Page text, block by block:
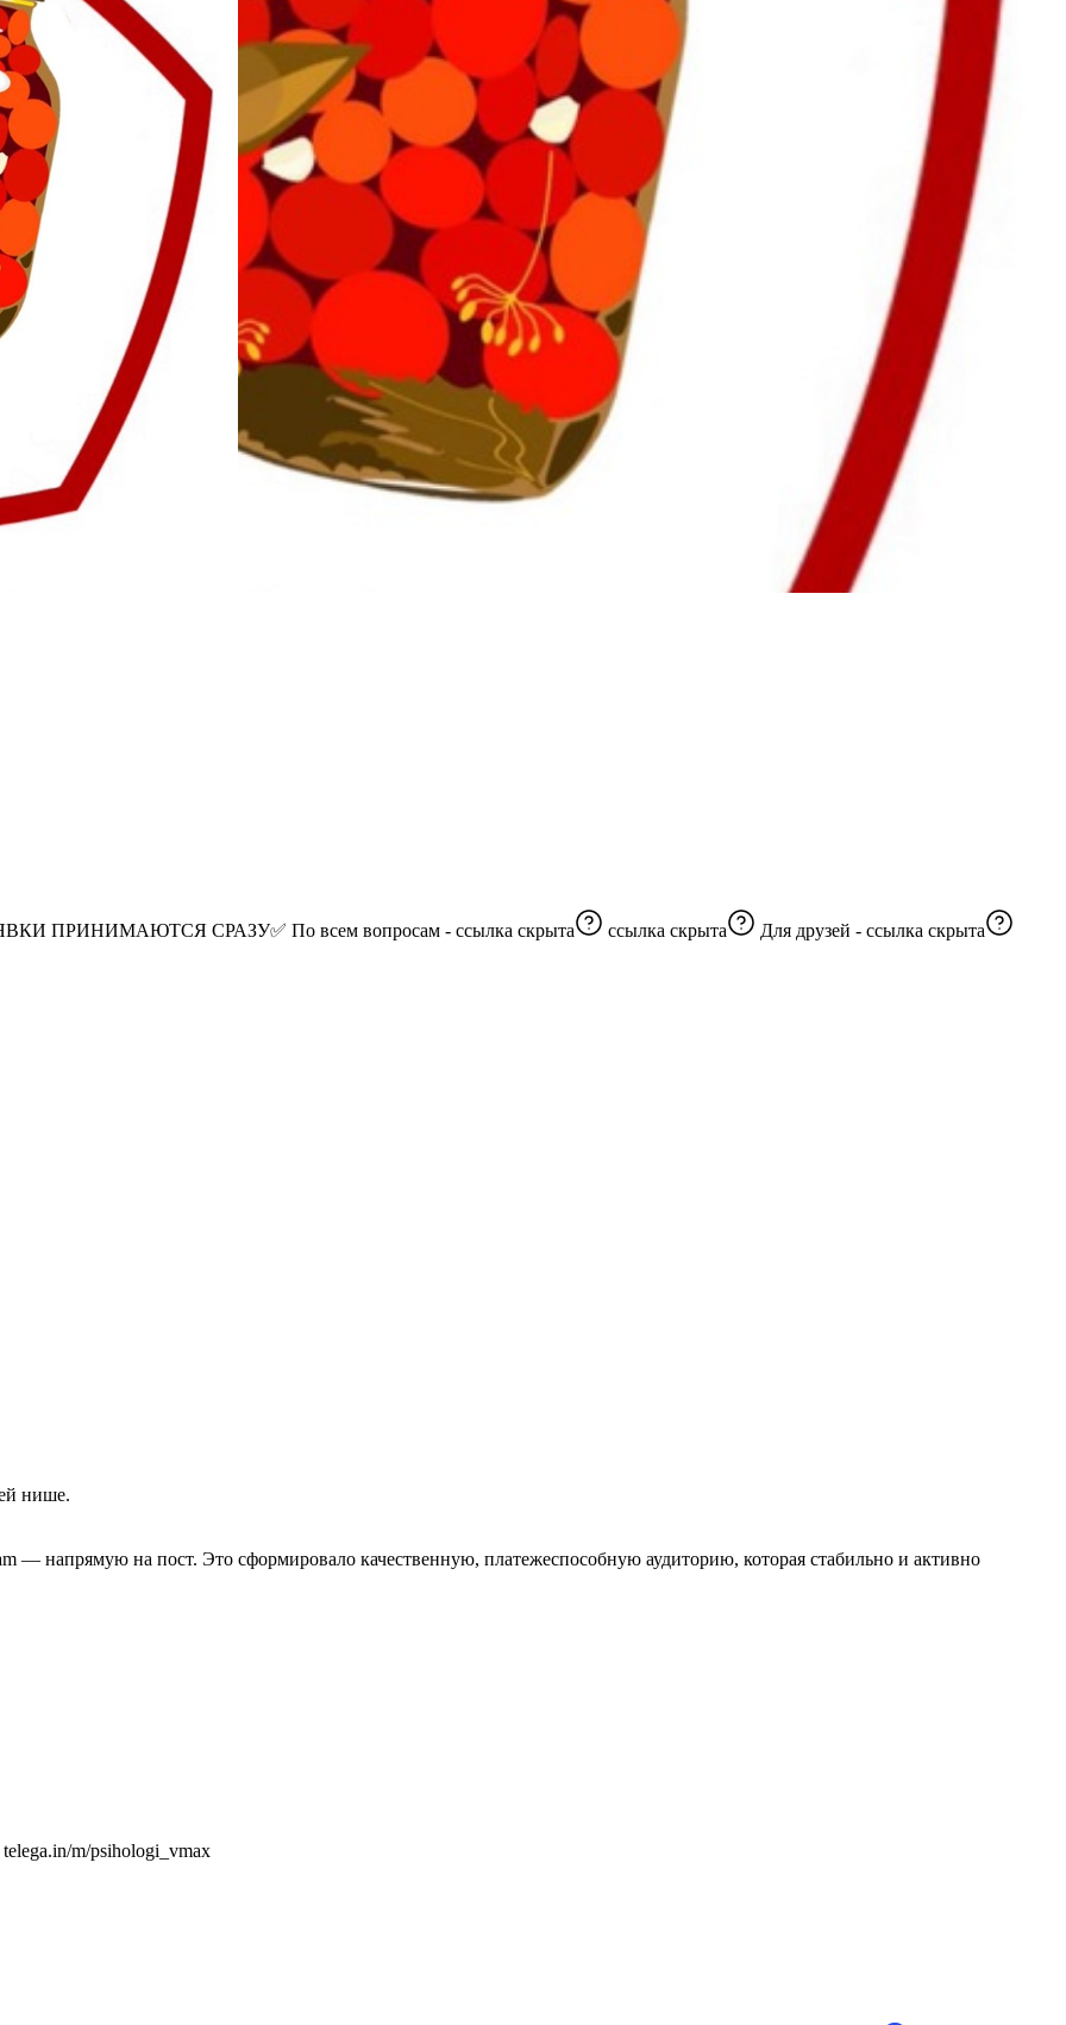
С нами зима будет вкусной🥰 -закатки -заготовки -компоты ЗАЯВКИ ПРИНИМАЮТСЯ СРАЗУ✅ По всем вопросам - ссылка скрыта ссылка скрыта Для друзей - ссылка скрыта
нише.
— напрямую на пост. Это сформировало качественную, платежеспособную аудиторию, которая стабильно и активно
m/psihologi_vmax